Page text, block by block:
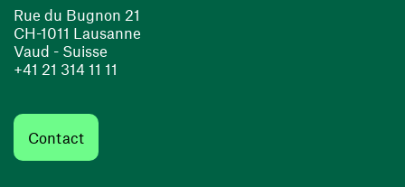
Rue du Bugnon 21
CH-1011 Lausanne
Vaud - Suisse
+41 21 314 11 11
Contact